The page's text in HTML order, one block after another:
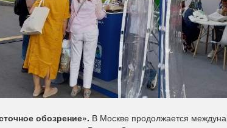
обозрение». В Москве продолжается